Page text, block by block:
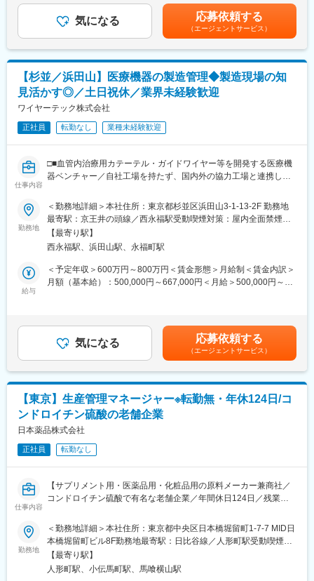
講座が必修化されており、今後の漢方ニーズの高まりが予測され
ます。合わせて全国84の大学病院でも漢方外来の設置が進められ
ています。
変更の範囲：会社の定める業務
■案件例：
・バイオ医薬品又は再生医療等製品の製造・CMC・工業化製法確
・製造関連機器の開発、選定、評価、運用体制確立、トレーニン
グなどの支援
・バイオ医薬品、再生医療等製品の製造施設の試運転調整、保守
点検、バリデーション実行支援
■組織構成：
現在、コンサルタント3名、コンサルアシスタント3名の構成です
■魅力：
・グループ会社であるネクスレッジのオフィスに同居しており、
います
変更の範囲：会社の定める業務
による）■昇給：毎年8月に会社業績及び個人の勤務成績で決定賃
金はあくまでも目安の金額であり、選考を通じて上下する可能性
があります。月給(月額)は固定手当を含めた表記です。
気になる 応募依頼する
（エージェントサービス）
【杉並／浜田山】医療機器の製造管理◆製造現場の知
見活かす◎／土日祝休／業界未経験歓迎
ワイヤーテック株式会社
正社員 転勤なし 業種未経験歓迎
仕事内容
□■血管内治療用カテーテル・ガイドワイヤー等を開発する医療機
器ベンチャー／自社工場を持たず、国内外の協力工場と連携して
■業務概要：
医療機器の製造管理担当者として業務に携わっていただきます。
■業務詳細：
◇国内外の協力工場への製造指示
◇工程管理
1ヶ月のOJT実施後、そのまま平常業務に移行する想定です。
のワイヤーで、カテーテルや医療器具を体内の目的部位へ誘導す
るための補助具です。カテーテルも含め、血管内治療を行うとき
に使用される医療機器を扱っています。
■就業環境：
少数精鋭で、医療機器開発・薬事・品質保証等のスペシャリスト
が参画しているスタートアップ企業です。
裁量が広く、製品開発の上流から関わることができる環境です。
■当社の特徴：
で、技術シナジーを追求し、製品開発を行っています。
◇少数精鋭のチームの中で各自が「本質的な問い」に向き合い、
裁量広く活躍しております。
◇役職問わず、それぞれの立ち位置からオーナーシップを持ち、
勤務地
＜勤務地詳細＞本社住所：東京都杉並区浜田山3-1-13-2F 勤務地
最寄駅：京王井の頭線／西永福駅受動喫煙対策：屋内全面禁煙変
更の範囲：会社の定める事業所
【最寄り駅】
西永福駅、浜田山駅、永福町駅
給与
＜予定年収＞600万円～800万円＜賃金形態＞月給制＜賃金内訳＞
月額（基本給）：500,000円～667,000円＜月給＞500,000円～
（年1回）■昇給：勤務成績や業績を評価し、その結果を踏まえて
昇給する場合がある賃金はあくまでも目安の金額であり、選考を
通じて上下する可能性があります。月給(月額)は固定手当を含めた
表記です。
気になる 応募依頼する
（エージェントサービス）
【東京】生産管理マネージャー※転勤無・年休124日/コ
ンドロイチン硫酸の老舗企業
日本薬品株式会社
正社員 転勤なし
仕事内容
【サプリメント用・医薬品用・化粧品用の原料メーカー兼商社／
コンドロイチン硫酸で有名な老舗企業／年間休日124日／残業平
◆仕事内容：
本社生産管理マネージャーとして、下記業務を主にお任せしま
す。
・国内7拠点・海外2拠点の受託業者管理
・生産スケジュール管理
勤務地
＜勤務地詳細＞本社住所：東京都中央区日本橋堀留町1-7-7 MID日
本橋堀留町ビル8F勤務地最寄駅：日比谷線／人形町駅受動喫煙対
策：屋内全面禁煙
【最寄り駅】
人形町駅、小伝馬町駅、馬喰横山駅